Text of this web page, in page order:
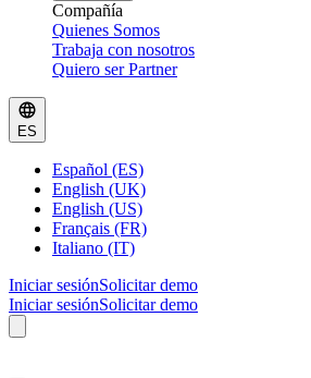
Compañía
Quienes Somos
Trabaja con nosotros
Quiero ser Partner
ES
Español (ES)
English (UK)
English (US)
Français (FR)
Italiano (IT)
Iniciar sesiónSolicitar demo
Iniciar sesiónSolicitar demo